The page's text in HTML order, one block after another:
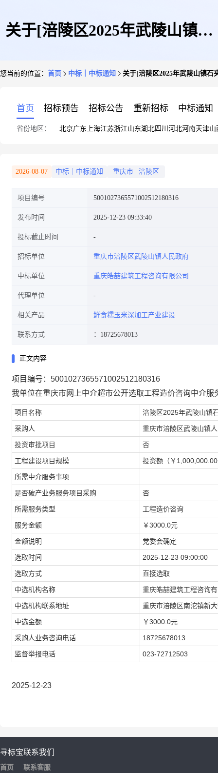
关于[涪陵区2025年武陵山镇石
您当前的位置： 首页 中标｜中标通知 关于[涪陵区2025年武陵山镇
首页 招标预告 招标公告 重新招标 中标通知
省份地区： 北京广东 上海江苏浙江山东湖北四川 河北河南天津山
2026-08-07 中标｜中标通知 重庆市 涪陵区
项目编号 5001027365571002512180316
发布时间 2025-12-23 09:33:40
投标截止时间
招标单位 重庆市涪陵区武陵山镇人民政府
中标单位 重庆皓喆建筑工程咨询有限公司
代理单位
相关产品 鲜食糯玉米深加工产业建设
联系方式 ：18725678013
正文内容
项目编号：5001027365571002512180316
我单位在重庆市网上中介超市公开选取工程造价咨询中介
项目名称 涪陵区2025年武陵山镇
采购人 重庆市涪陵区武陵山镇
投资审批项目 否
工程建设项目规模 投资额（￥
所需中介服务事项
是否破产业务服务项目采购 否
所需服务类型 工程造价咨询
服务金额 ￥3000.0元
金额说明 党委会确定
选取时间 2025-12-23 09:00:00
选取方式 直接选取
中选机构名称 重庆皓喆建筑工程咨询
中选机构联系地址 重庆市涪陵区南沱镇新
中选金额 ￥3000.0元
采购人业务咨询电话 18725678013
监督举报电话 023-72712503
2025-12-23
寻标宝
首页
联系我们
联系客服